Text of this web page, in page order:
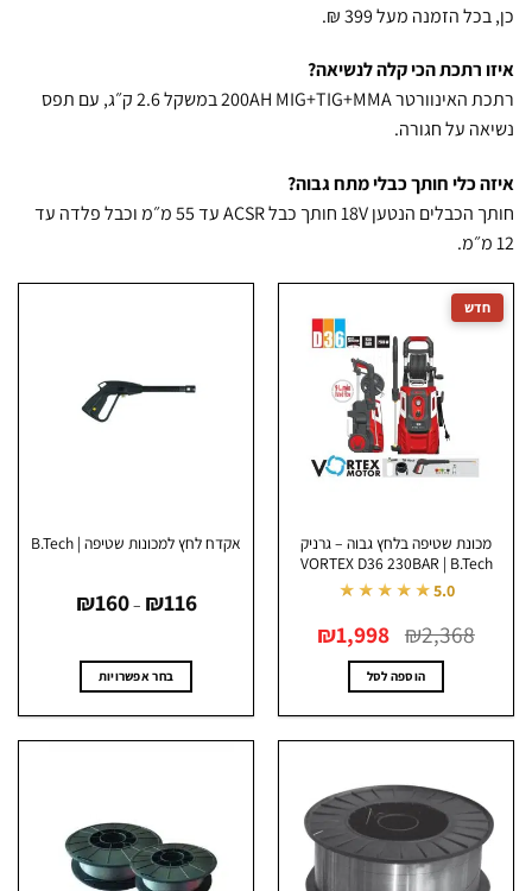
הזמנה מעל 399 ₪.
רתכת הכי קלה לנשיאה?
רתכת האינוורטר MIG+TIG+MMA ‏200AH במשקל 2.6 ק״ג, עם תפס
על חגורה.
כלי חותך כבלי מתח גבוה?
חותך הכבלים הנטען 18V חותך כבל ACSR עד 55 מ״מ וכבל פלדה עד
שטיפה בלחץ גבוה – גרניק
VORTEX D36 230BAR |
★★★★★
₪2,368 המקורי
היה:
₪2,368.
₪1,998 הנוכחי
הוא:
₪1,998.
הוספה לסל
אקדח לחץ למכונות שטיפה | B.Tech
₪
–
₪160 מחירים:
⁦₪116⁩
בחר אפשרויות
לבחור
את